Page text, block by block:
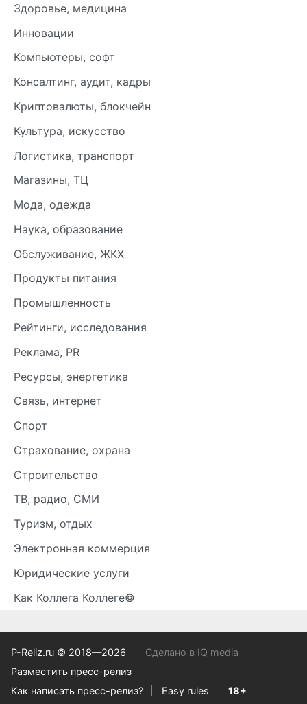
Здоровье, медицина
Инновации
Компьютеры, софт
Консалтинг, аудит, кадры
Криптовалюты, блокчейн
Культура, искусство
Логистика, транспорт
Магазины, ТЦ
Мода, одежда
Наука, образование
Обслуживание, ЖКХ
Продукты питания
Промышленность
Рейтинги, исследования
Реклама, PR
Ресурсы, энергетика
Связь, интернет
Спорт
Страхование, охрана
Строительство
ТВ, радио, СМИ
Туризм, отдых
Электронная коммерция
Юридические услуги
Как Коллега Коллеге©
P-Reliz.ru © 2018—2026
Сделано в IQ media
Разместить пресс-релиз
Как написать пресс-релиз?
Easy rules 18+